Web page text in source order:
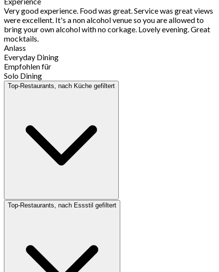
Very good experience. Food was great. Service was great views
were excellent. It's a non alcohol venue so you are allowed to
bring your own alcohol with no corkage. Lovely evening. Great
mocktails.
Anlass
Everyday Dining
Empfohlen für
Solo Dining
Top-Restaurants, nach Küche gefiltert
Top-Restaurants, nach Essstil gefiltert